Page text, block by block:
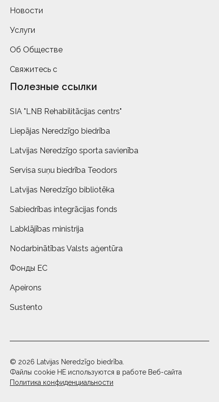
Новости
Услуги
Об Обществе
Свяжитесь с
Полезные ссылки
SIA "LNB Rehabilitācijas centrs"
Liepājas Neredzīgo biedrība
Latvijas Neredzīgo sporta savienība
Servisa suņu biedrība Teodors
Latvijas Neredzīgo bibliotēka
Sabiedrības integrācijas fonds
Labklājības ministrija
Nodarbinātības Valsts aģentūra
Фонды ЕС
Apeirons
Sustento
© 2026 Latvijas Neredzīgo biedrība.
Файлы cookie НЕ используются в работе Веб-сайта
Политика конфиденциальности